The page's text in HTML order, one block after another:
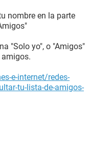
nombre en la parte
"Solo yo", o "Amigos"
e-internet/redes-
tu-lista-de-amigos-